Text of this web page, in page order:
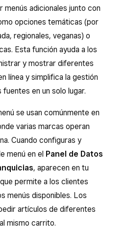
adicionales junto con
opciones temáticas (por
regionales, veganas) o
Esta función ayuda a los
y mostrar diferentes
línea y simplifica la gestión
en un solo lugar.
se usan comúnmente en
varias marcas operan
Cuando configuras y
menú en el Panel de Datos
, aparecen en tu
permite a los clientes
menús disponibles. Los
artículos de diferentes
mismo carrito.